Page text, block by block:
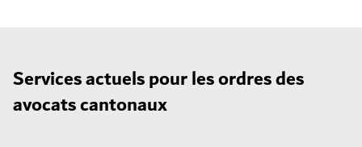
Services actuels pour les ordres des
avocats cantonaux